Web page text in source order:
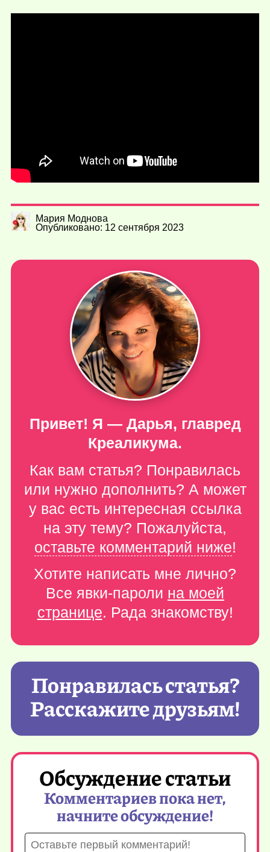
Мария Моднова
Опубликовано: 12 сентября 2023
Привет! Я — Дарья, главред
Креаликума.
Как вам статья? Понравилась
или нужно дополнить? А может
у вас есть интересная ссылка
на эту тему? Пожалуйста,
оставьте комментарий ниже!
Хотите написать мне лично?
Все явки-пароли на моей
странице. Рада знакомству!
Понравилась статья?
Расскажите друзьям!
Обсуждение статьи
Комментариев пока нет,
начните обсуждение!